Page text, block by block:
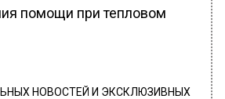
помощи при тепловом
НОВОСТЕЙ И ЭКСКЛЮЗИВНЫХ